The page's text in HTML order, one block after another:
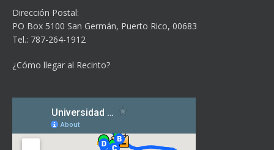
Dirección Postal:
PO Box 5100 San Germán, Puerto Rico, 00683
Tel.: 787-264-1912
¿Cómo llegar al Recinto?